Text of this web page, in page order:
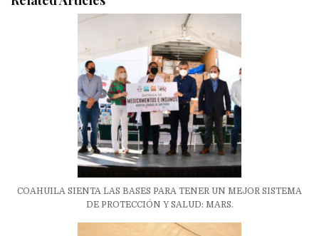
COAHUILA SIENTA LAS BASES PARA TENER UN MEJOR SISTEMA
DE PROTECCIÓN Y SALUD: MARS.